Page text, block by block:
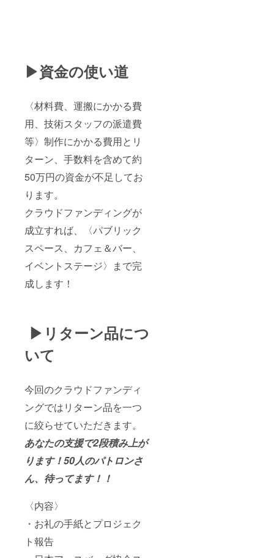
▶︎資金の使い道
〈材料費、運搬にかかる費
用、技術スタッフの派遣費
等〉制作にかかる費用とリ
ターン、手数料を含めて約
50万円の資金が不足してお
ります。
クラウドファンディングが
成立すれば、〈パブリック
スペース、カフェ＆バー、
イベントステージ〉まで完
成します！
▶︎リターン品につ
いて
今回のクラウドファンディ
ングではリターン品を一つ
に絞らせていただきます。
あなたの支援で2段積み上が
ります！50人のパトロンさ
ん、待ってます！！
〈内容〉
・お礼の手紙とプロジェク
ト報告